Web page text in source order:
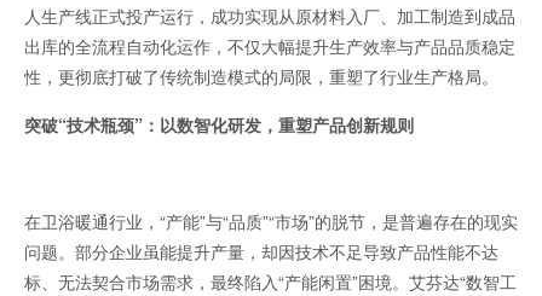
人生产线正式投产运行，成功实现从原材料入厂、加工制造到成品
出库的全流程自动化运作，不仅大幅提升生产效率与产品品质稳定
性，更彻底打破了传统制造模式的局限，重塑了行业生产格局。
突破“技术瓶颈”：以数智化研发，重塑产品创新规则
在卫浴暖通行业，“产能”与“品质”“市场”的脱节，是普遍存在的现实
问题。部分企业虽能提升产量，却因技术不足导致产品性能不达
标、无法契合市场需求，最终陷入“产能闲置”困境。艾芬达“数智工